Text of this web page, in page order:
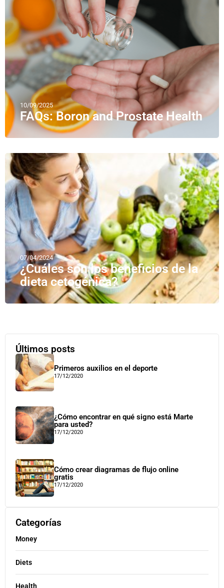
10/09/2025
FAQs: Boron and Prostate Health
07/04/2024
¿Cuáles son los beneficios de la
dieta cetogénica?
Últimos posts
Primeros auxilios en el deporte
17/12/2020
¿Cómo encontrar en qué signo está Marte
para usted?
17/12/2020
Cómo crear diagramas de flujo online
gratis
17/12/2020
Categorías
Money
Diets
Health